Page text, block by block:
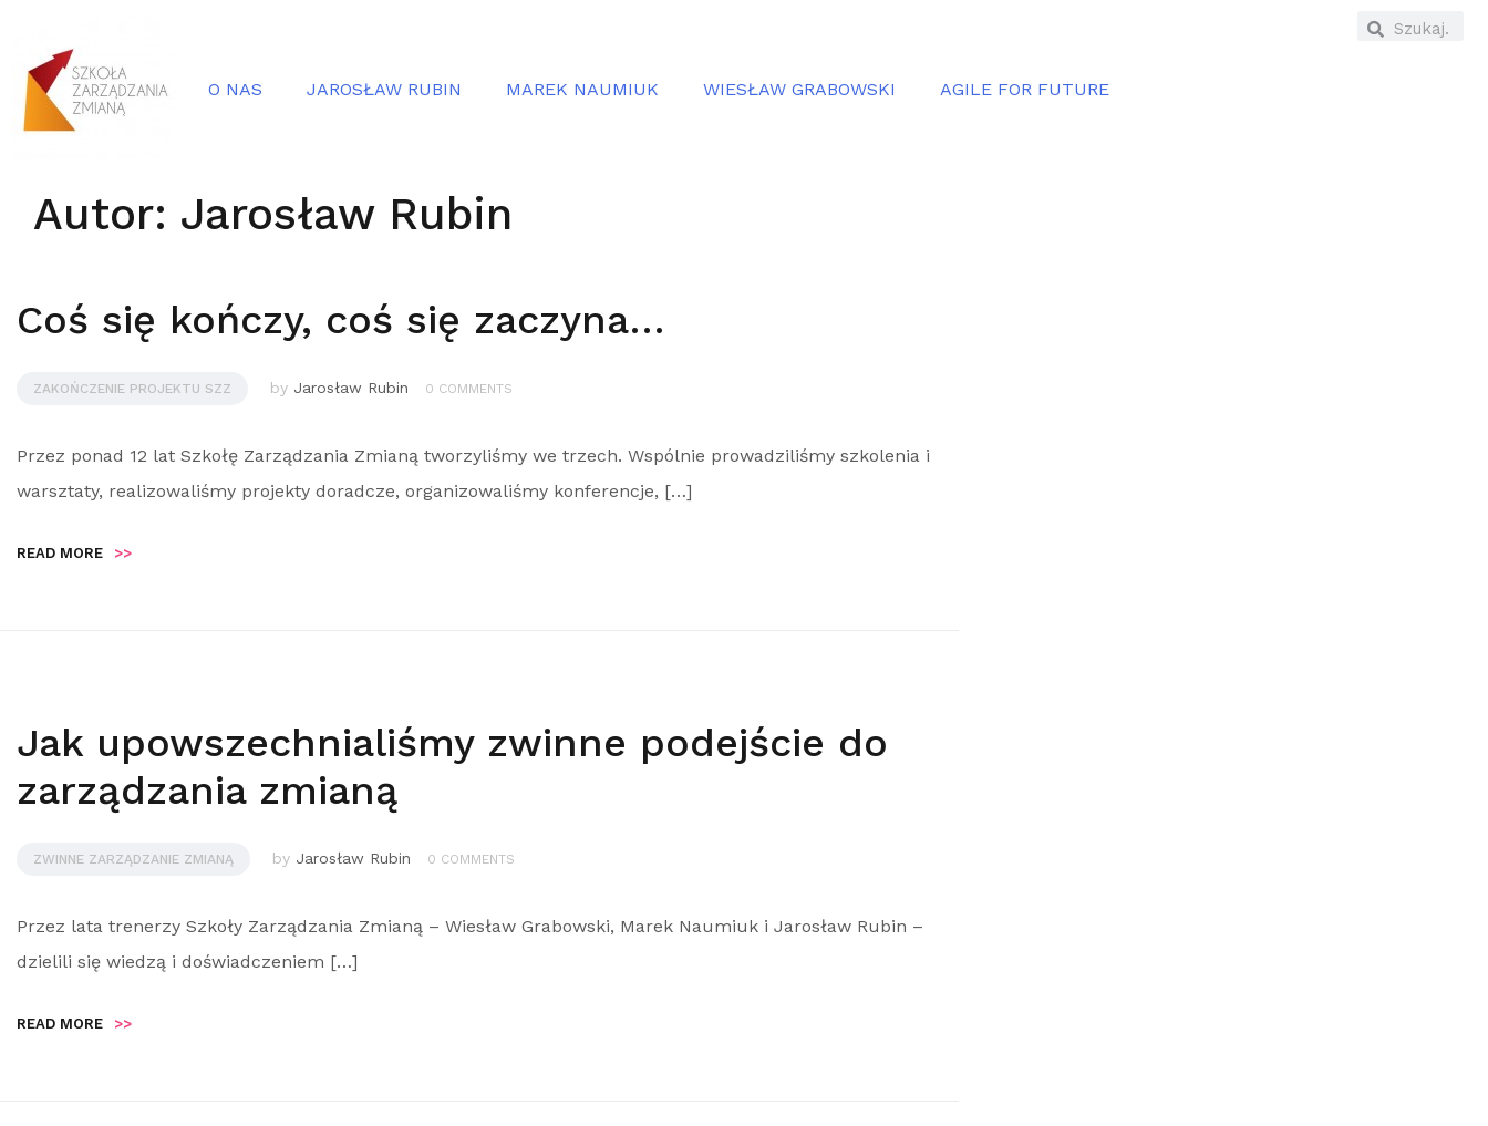
O NAS JAROSŁAW RUBIN MAREK NAUMIUK WIESŁAW GRABOWSKI AGILE FOR FUTURE
Autor: Jarosław Rubin
Coś się kończy, coś się zaczyna…
ZAKOŃCZENIE PROJEKTU SZZ by Jarosław Rubin 0 COMMENTS
Przez ponad 12 lat Szkołę Zarządzania Zmianą tworzyliśmy we trzech. Wspólnie prowadziliśmy szkolenia i
warsztaty, realizowaliśmy projekty doradcze, organizowaliśmy konferencje, […]
READ MORE >>
Jak upowszechnialiśmy zwinne podejście do
zarządzania zmianą
ZWINNE ZARZĄDZANIE ZMIANĄ by Jarosław Rubin 0 COMMENTS
Przez lata trenerzy Szkoły Zarządzania Zmianą – Wiesław Grabowski, Marek Naumiuk i Jarosław Rubin –
dzielili się wiedzą i doświadczeniem […]
READ MORE >>